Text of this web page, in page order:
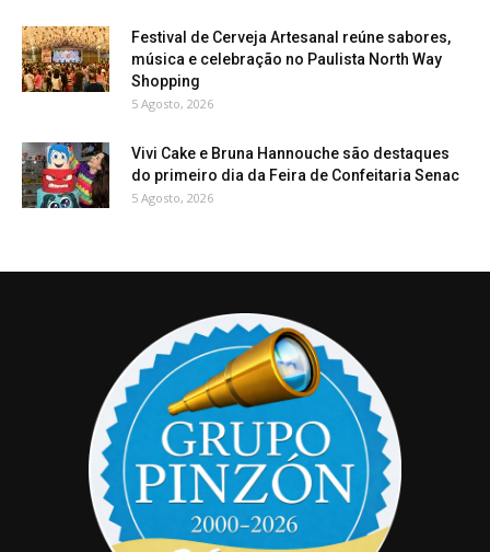
Festival de Cerveja Artesanal reúne sabores,
música e celebração no Paulista North Way
Shopping
5 Agosto, 2026
Vivi Cake e Bruna Hannouche são destaques
do primeiro dia da Feira de Confeitaria Senac
5 Agosto, 2026